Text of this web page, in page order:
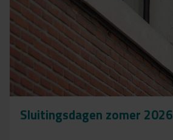
Sluitingsdagen zomer 2026